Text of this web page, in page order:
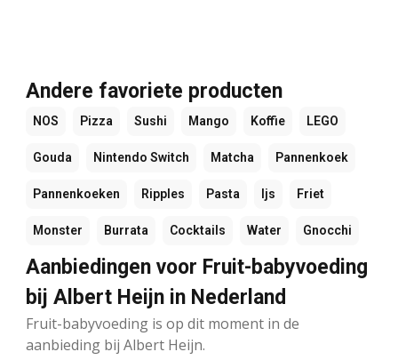
Andere favoriete producten
NOS Pizza Sushi Mango Koffie LEGO
Gouda Nintendo Switch Matcha Pannenkoek
Pannenkoeken Ripples Pasta Ijs Friet
Monster Burrata Cocktails Water Gnocchi
Aanbiedingen voor Fruit-babyvoeding
bij Albert Heijn in Nederland
Fruit-babyvoeding is op dit moment in de
aanbieding bij Albert Heijn.